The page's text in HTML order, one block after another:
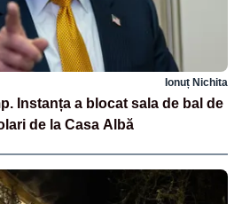
Ionuț Nichita
Instanța a blocat sala de bal de
de la Casa Albă